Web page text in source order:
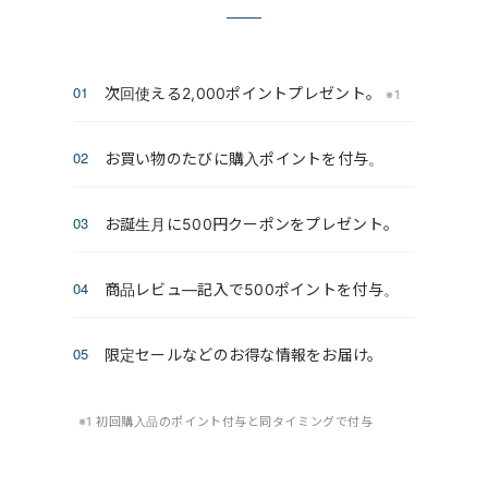
次回使える2,000ポイントプレゼント。 ※1
お買い物のたびに購入ポイントを付与。
お誕生月に500円クーポンをプレゼント。
商品レビュ―記入で500ポイントを付与。
限定セールなどのお得な情報をお届け。
※1 初回購入品のポイント付与と同タイミングで付与